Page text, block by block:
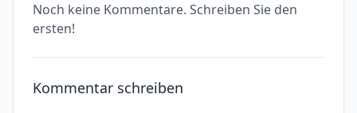
Noch keine Kommentare. Schreiben Sie den
ersten!
Kommentar schreiben